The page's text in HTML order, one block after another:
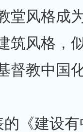
堂风格成
筑风格，
督教中国
《建设